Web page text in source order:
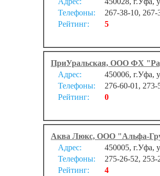
Телефоны:
267-38-10,
Рейтинг:
5
ПриУральская, ООО ФХ
Адрес:
450006, г.Уфа,
Телефоны:
276-60-01,
Рейтинг:
0
Аква Люкс, ООО "Альфа-
Адрес:
450005, г.Уфа,
Телефоны:
275-26-52,
Рейтинг:
4